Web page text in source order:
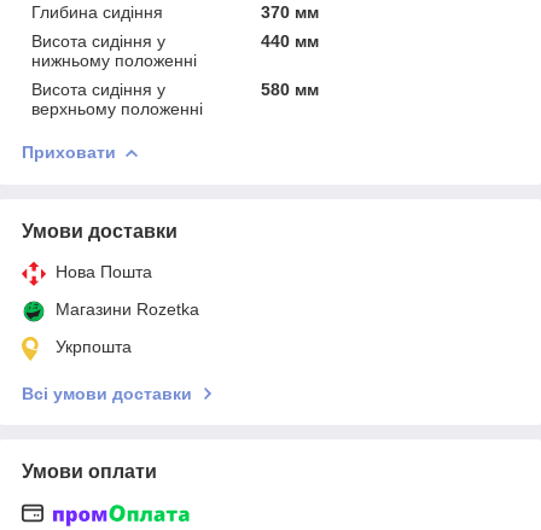
Глибина сидіння
370 мм
Висота сидіння у
нижньому положенні
440 мм
Висота сидіння у
верхньому положенні
580 мм
Приховати
Умови доставки
Нова Пошта
Магазини Rozetka
Укрпошта
Всі умови доставки
Умови оплати